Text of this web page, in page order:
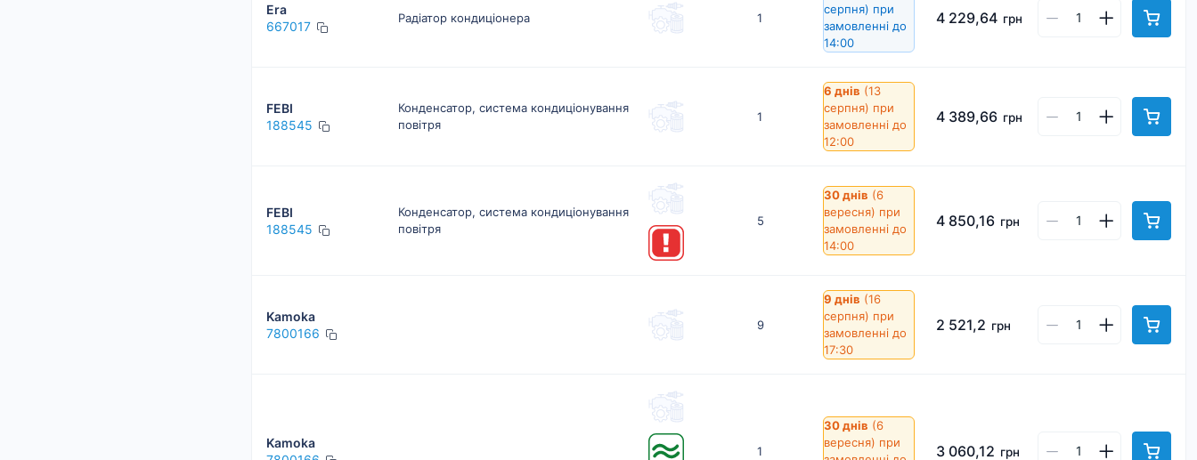
Era
667017
Радіатор кондиціонера 1
серпня) при
замовленні до
14:00
4 229,64 грн
FEBI
188545
Конденсатор, система кондиціонування
повітря
1
6 днів (13
серпня) при
замовленні до
12:00
4 389,66 грн
FEBI
188545
Конденсатор, система кондиціонування
повітря
5
30 днів (6
вересня) при
замовленні до
14:00
4 850,16 грн
Kamoka
7800166
9
9 днів (16
серпня) при
замовленні до
17:30
2 521,2 грн
Kamoka
1
30 днів (6
вересня) при
3 060,12 грн